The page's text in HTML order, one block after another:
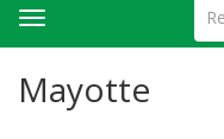
Toggle
navigation
Mayotte